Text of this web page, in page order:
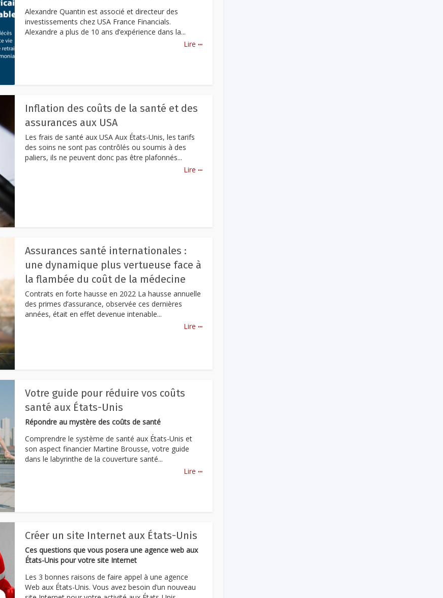
Alexandre Quantin est associé et directeur des
investissements chez USA France Financials.
Alexandre a plus de 10 ans d’expérience dans la...
Lire ...
Inflation des coûts de la santé et des
assurances aux USA
Les frais de santé aux USA Aux États-Unis, les tarifs
des soins ne sont pas contrôlés ou soumis à des
paliers, ils ne peuvent donc pas être plafonnés...
Lire ...
Assurances santé internationales :
une dynamique plus vertueuse face à
la flambée du coût de la médecine
Contrats en forte hausse en 2022 La hausse annuelle
des primes d’assurance, observée ces dernières
années, était en effet devenue intenable...
Lire ...
Votre guide pour réduire vos coûts
santé aux États-Unis
Répondre au mystère des coûts de santé
Comprendre le système de santé aux États-Unis et
son aspect financier Martine Brousse, votre guide
dans le labyrinthe de la couverture santé...
Lire ...
Créer un site Internet aux États-Unis
Ces questions que vous posera une agence web aux
États-Unis pour votre site Internet
Les 3 bonnes raisons de faire appel à une agence
Web aux États-Unis. Vous avez besoin d’un nouveau